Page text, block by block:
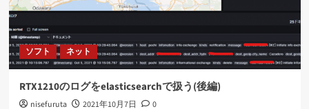
ソフト ネット
RTX1210のログをelasticsearchで扱う(後編)
nisefuruta 2021年10月7日 0